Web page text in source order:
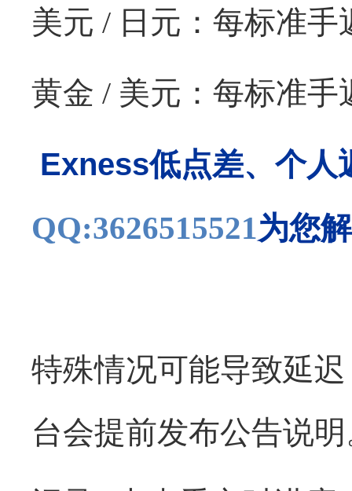
美元 / 日元：每标准
黄金 / 美元：每标准
Exness低点差、个人
QQ:3626515521为您
特殊情况可能导致延
台会提前发布公告说